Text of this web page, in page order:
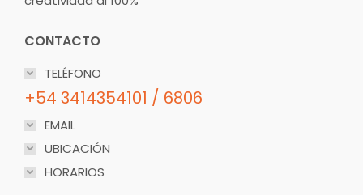
CONTACTO
TELÉFONO
+54 3414354101 / 6806
EMAIL
UBICACIÓN
HORARIOS